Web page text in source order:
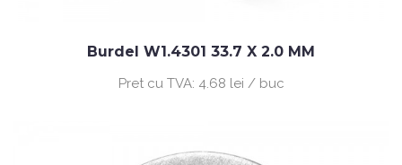
Burdel W1.4301 33.7 X 2.0 MM
Pret cu TVA: 4.68 lei / buc